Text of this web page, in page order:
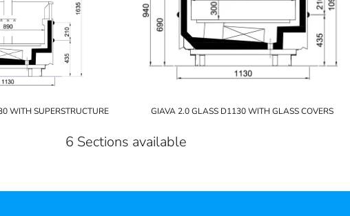
WITH SUPERSTRUCTURE GIAVA 2.0 GLASS D1130 WITH GLASS COVERS
6 Sections available